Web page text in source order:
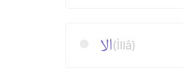
الا(İllâ)